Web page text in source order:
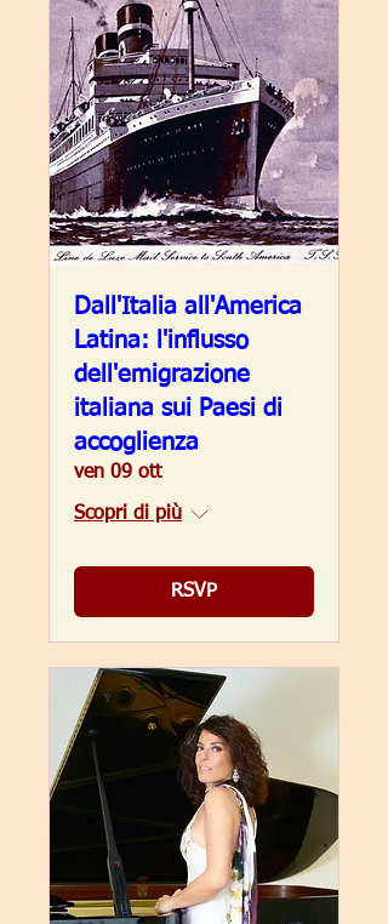
Dall'Italia all'America
Latina: l'influsso
dell'emigrazione
italiana sui Paesi di
accoglienza
ven 09 ott
Scopri di più
RSVP